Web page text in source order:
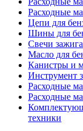
Расходные
Цепи для
Шины для
Свечи
Масло для
Канистры и
Инструмент
Расходные
Расходные
техники